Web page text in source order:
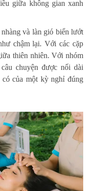
giữa không gian xanh
và làn gió biển lướt
chậm lại. Với các cặp
thiên nhiên. Với nhóm
chuyện được nối dài
của một kỳ nghỉ đúng